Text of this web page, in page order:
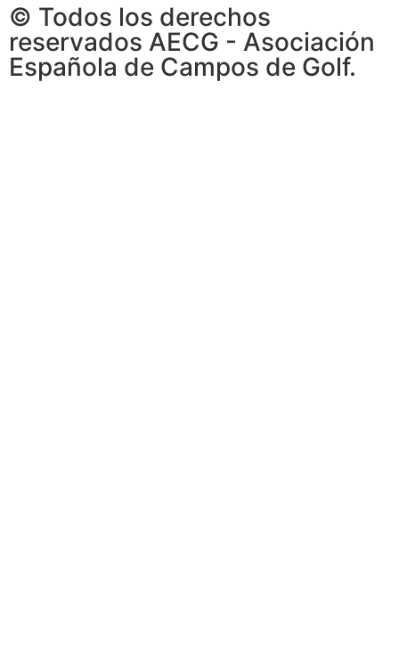
© Todos los derechos
reservados AECG - Asociación
Española de Campos de Golf.